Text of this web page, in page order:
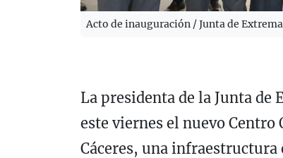
Acto de inauguración / Junta de
La presidenta de la Junta
este viernes el nuevo Centro
Cáceres, una